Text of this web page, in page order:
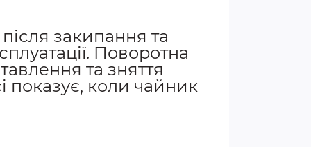
закипання та
Поворотна
та зняття
показує, коли чайник